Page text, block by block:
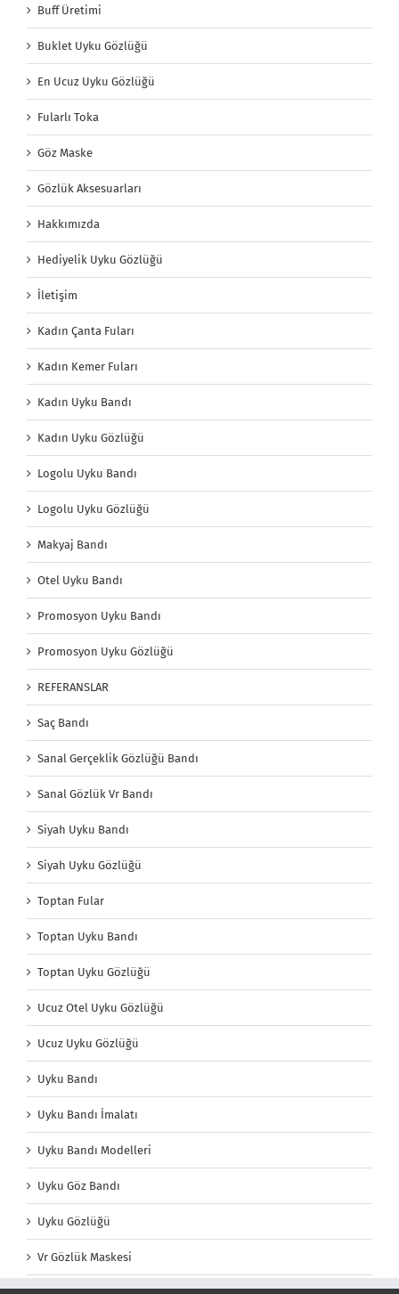
Buff Üretimi
Buklet Uyku Gözlüğü
En Ucuz Uyku Gözlüğü
Fularlı Toka
Göz Maske
Gözlük Aksesuarları
Hakkımızda
Hediyelik Uyku Gözlüğü
İletişim
Kadın Çanta Fuları
Kadın Kemer Fuları
Kadın Uyku Bandı
Kadın Uyku Gözlüğü
Logolu Uyku Bandı
Logolu Uyku Gözlüğü
Makyaj Bandı
Otel Uyku Bandı
Promosyon Uyku Bandı
Promosyon Uyku Gözlüğü
REFERANSLAR
Saç Bandı
Sanal Gerçeklik Gözlüğü Bandı
Sanal Gözlük Vr Bandı
Siyah Uyku Bandı
Siyah Uyku Gözlüğü
Toptan Fular
Toptan Uyku Bandı
Toptan Uyku Gözlüğü
Ucuz Otel Uyku Gözlüğü
Ucuz Uyku Gözlüğü
Uyku Bandı
Uyku Bandı İmalatı
Uyku Bandı Modelleri
Uyku Göz Bandı
Uyku Gözlüğü
Vr Gözlük Maskesi